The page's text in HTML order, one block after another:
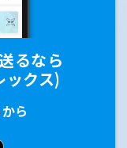
るなら
クス)
ら